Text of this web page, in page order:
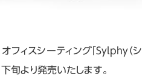
フィスシーティング「Sylphy（シ
旬より発売いたします。